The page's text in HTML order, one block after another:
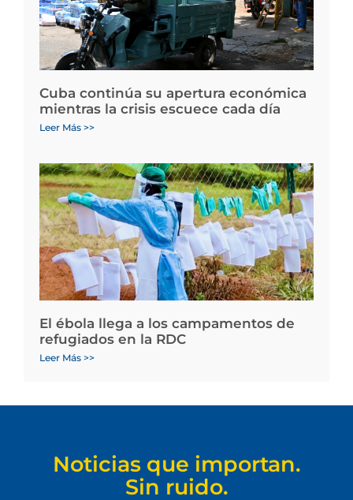
Cuba continúa su apertura económica
mientras la crisis escuece cada día
Leer Más >>
El ébola llega a los campamentos de
refugiados en la RDC
Leer Más >>
Noticias que importan.
Sin ruido.